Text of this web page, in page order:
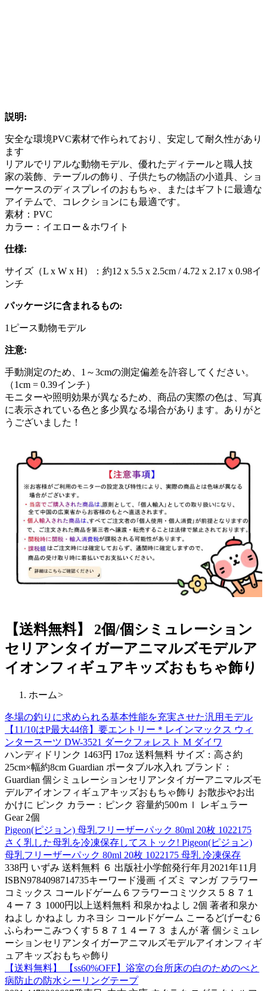
説明:
安全な環境PVC素材で作られており、安定して耐久性があり
ます
リアルでリアルな動物モデル、優れたディテールと職人技
家の装飾、テーブルの飾り、子供たちの物語の小道具、ショ
ーケースのディスプレイのおもちゃ、またはギフトに最適な
アイテムで、コレクションにも最適です。
素材：PVC
カラー：イエロー＆ホワイト
仕様:
サイズ（L x W x H）：約12 x 5.5 x 2.5cm / 4.72 x 2.17 x 0.98イ
ンチ
パッケージに含まれるもの:
1ピース動物モデル
注意:
手動測定のため、1～3cmの測定偏差を許容してください。
（1cm = 0.39インチ）
モニターや照明効果が異なるため、商品の実際の色は、写真
に表示されている色と多少異なる場合があります。ありがと
うございました！
【送料無料】 2個/個シミュレーション
セリアンタイガーアニマルズモデルア
イオンフィギュアキッズおもちゃ飾り
ホーム>
冬場の釣りに求められる基本性能を充実させた汎用モデル
【11/10はP最大44倍】要エントリー＊レインマックス ウィ
ンタースーツ DW-3521 ダークフォレスト M ダイワ
ハンディドリンク 1463円 17oz 送料無料 サイズ：高さ約
25cm×幅約8cm Guardian ポータブル水入れ ブランド：
Guardian 個シミュレーションセリアンタイガーアニマルズモ
デルアイオンフィギュアキッズおもちゃ飾り お散歩やお出
かけに ピンク カラー：ピンク 容量約500ｍｌ レギュラー
Gear 2個
Pigeon(ピジョン) 母乳フリーザーパック 80ml 20枚 1022175
さく乳した母乳を冷凍保存してストック! Pigeon(ピジョン)
母乳フリーザーパック 80ml 20枚 1022175 母乳 冷凍保存
338円 いずみ 送料無料 ６ 出版社小学館発行年月2021年11月
ISBN9784098714735キーワード漫画 イズミ マンガ フラワー
コミックス コールドゲーム６フラワーコミツクス５８７１
４ー７３ 1000円以上送料無料 和泉かねよし 2個 著者和泉か
ねよし かねよし カネヨシ コールドゲーム こーるどげーむ６
ふらわーこみつくす５８７１４ー７３ まんが 著 個シミュレ
ーションセリアンタイガーアニマルズモデルアイオンフィギ
ュアキッズおもちゃ飾り
【送料無料】 【ss60%OFF】浴室の台所床の白のためのべと
病防止の防水シーリングテープ